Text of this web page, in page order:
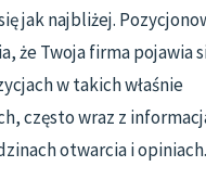
jak najbliżej.
że Twoja firma pojawia
w takich właśnie
często wraz z
otwarcia i opiniach.